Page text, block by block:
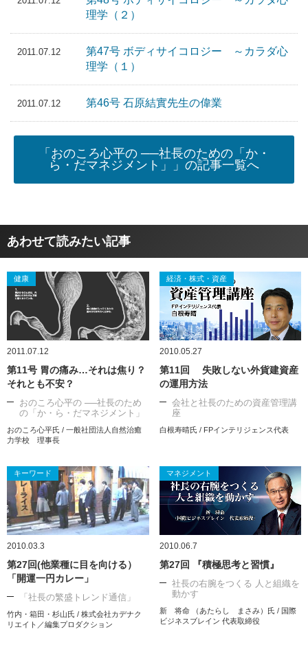
理学（２）
2011.07.12
第47号 ボディサイコロジー ～カラダ心
理学（１）
2011.07.12 第46号 石原結實先生の偉業
「おのころ心平の ──社長のための「か・
ら・だマネジメント」」の記事一覧へ
あわせて読みたい記事
健康
2011.07.12
第11号 胃の痛み…それは焦り？
それとも不安？
おのころ心平の ──社長のため
の「か・ら・だマネジメント」
おのころ心平氏 / 一般社団法人自然治癒
力学校 理事長
経済・株式・資産
2010.05.27
第11回 失敗しない外貨建資産
の運用方法
会社と社長のための資産管理講
座
白根寿晴氏 / FPインテリジェンス代表
キーワード
2010.03.3
第27回(他業種に目を向ける）
「開運一円カレー」
「社長の繁盛トレンド通信」
竹内・箱田・杉山氏 / 株式会社カデナク
リエイト／編集プロダクション
マネジメント
2010.06.7
第27回 『積極思考と習慣』
社長の右腕をつくる 人と組織を
動かす
新 将命 （あたらし まさみ）氏 / 国際
ビジネスブレイン 代表取締役